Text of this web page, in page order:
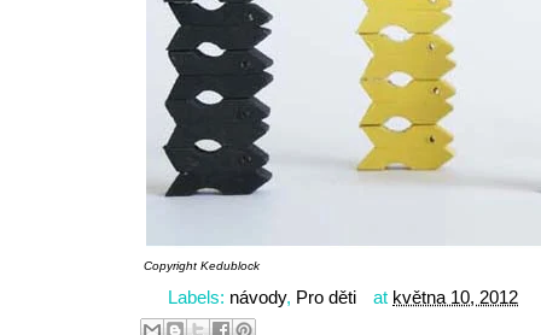
Copyright Kedublock
Labels: návody, Pro děti at května 10, 2012